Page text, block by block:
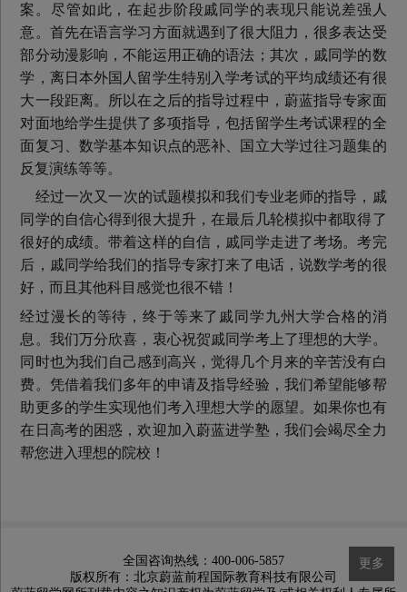
案。尽管如此，在起步阶段戚同学的表现只能说差强人
意。首先在语言学习方面就遇到了很大阻力，很多表达受
部分动漫影响，不能运用正确的语法；其次，戚同学的数
学，离日本外国人留学生特别入学考试的平均成绩还有很
大一段距离。所以在之后的指导过程中，蔚蓝指导专家面
对面地给学生提供了多项指导，包括留学生考试课程的全
面复习、数学基本知识点的恶补、国立大学过往习题集的
反复演练等等。
经过一次又一次的试题模拟和我们专业老师的指导，戚
同学的自信心得到很大提升，在最后几轮模拟中都取得了
很好的成绩。带着这样的自信，戚同学走进了考场。考完
后，戚同学给我们的指导专家打来了电话，说数学考的很
好，而且其他科目感觉也很不错！
经过漫长的等待，终于等来了戚同学九州大学合格的消
息。我们万分欣喜，衷心祝贺戚同学考上了理想的大学。
同时也为我们自己感到高兴，觉得几个月来的辛苦没有白
费。凭借着我们多年的申请及指导经验，我们希望能够帮
助更多的学生实现他们考入理想大学的愿望。如果你也有
在日高考的困惑，欢迎加入蔚蓝进学塾，我们会竭尽全力
帮您进入理想的院校！
更多
全国咨询热线：400-006-5857
版权所有：北京蔚蓝前程国际教育科技有限公司